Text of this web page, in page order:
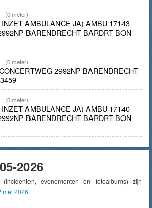
(0 meter)
AMBULANCE JA) AMBU 17143
BARENDRECHT BARDRT BON
(0 meter)
2992NP BARENDRECHT
(0 meter)
AMBULANCE JA) AMBU 17140
BARENDRECHT BARDRT BON
2026
(incidenten, evenementen en fotoalbums) zijn
mei 2026